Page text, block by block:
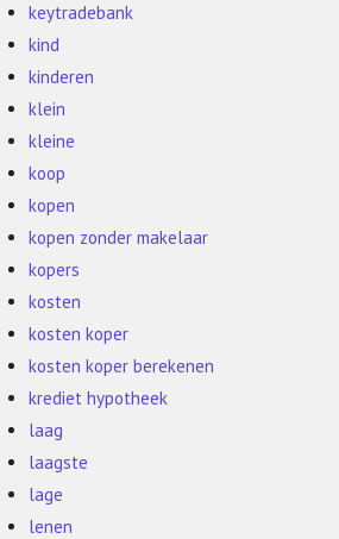
keytradebank
kind
kinderen
klein
kleine
koop
kopen
kopen zonder makelaar
kopers
kosten
kosten koper
kosten koper berekenen
krediet hypotheek
laag
laagste
lage
lenen